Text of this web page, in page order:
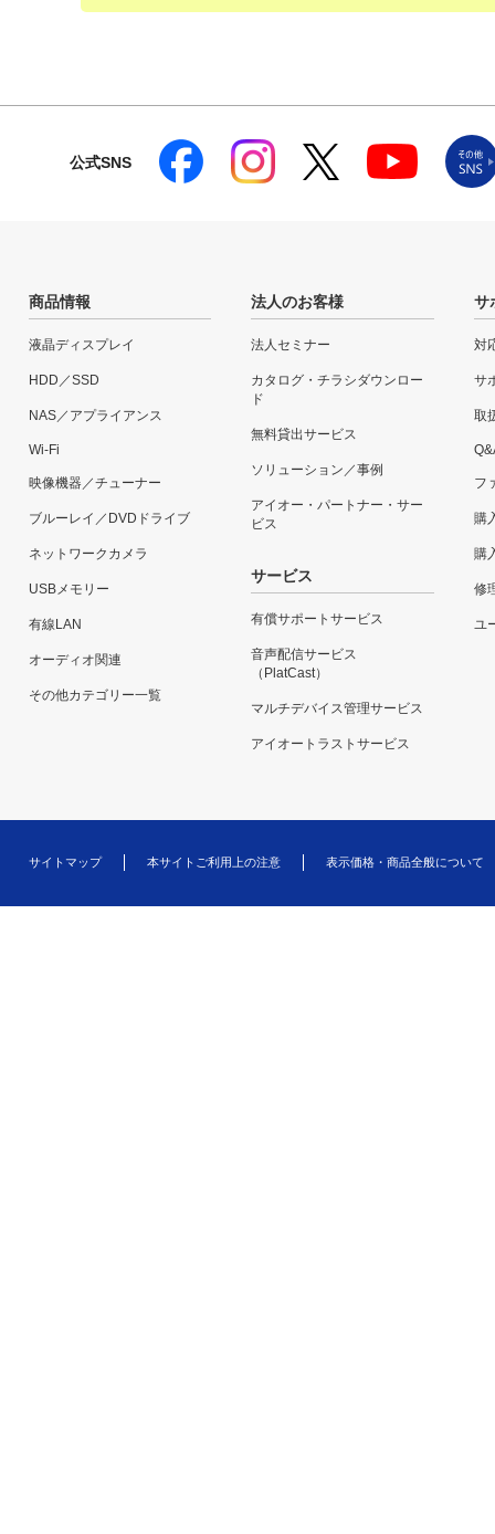
公式SNS
商品情報
液晶ディスプレイ
HDD／SSD
NAS／アプライアンス
Wi-Fi
映像機器／チューナー
ブルーレイ／DVDドライブ
ネットワークカメラ
USBメモリー
有線LAN
オーディオ関連
その他カテゴリー一覧
法人のお客様
法人セミナー
カタログ・チラシダウンロー
ド
無料貸出サービス
ソリューション／事例
アイオー・パートナー・サー
ビス
サービス
有償サポートサービス
音声配信サービス
（PlatCast）
マルチデバイス管理サービス
アイオートラストサービス
サ
対
サ
取
フ
購
購
修
ユ
サイトマップ 本サイトご利用上の注意 表示価格・商品全般について